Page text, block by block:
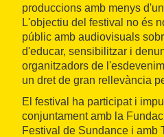
produccions amb menys
L'objectiu del festival no és
públic amb audiovisuals
d'educar, sensibilitzar i
organitzadors de
un dret de gran rellevància
El festival ha participat i
conjuntament amb la
Festival de Sundance i amb